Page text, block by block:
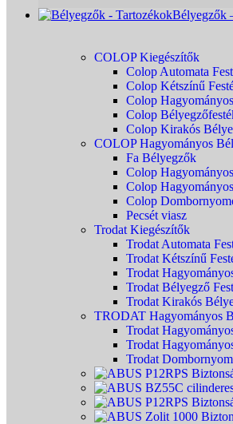
Bélyegzők
COLOP Kiegészítők
Colop Automata
Colop Kétszínű
Colop
Colop
Colop Kirakós
COLOP Hagyományos
Fa Bélyegzők
Colop
Colop
Colop
Pecsét viasz
Trodat Kiegészítők
Trodat Automata
Trodat Kétszínű
Trodat
Trodat Bélyegző
Trodat Kirakós
TRODAT Hagyományos
Trodat
Trodat
Trodat